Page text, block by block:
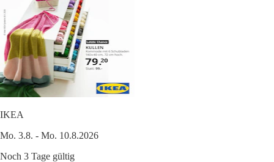
IKEA
Mo. 3.8. - Mo. 10.8.2026
Noch 3 Tage gültig